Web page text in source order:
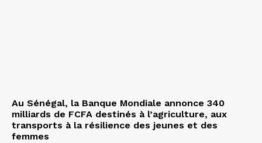
Au Sénégal, la Banque Mondiale annonce 340
milliards de FCFA destinés à l’agriculture, aux
transports à la résilience des jeunes et des
femmes